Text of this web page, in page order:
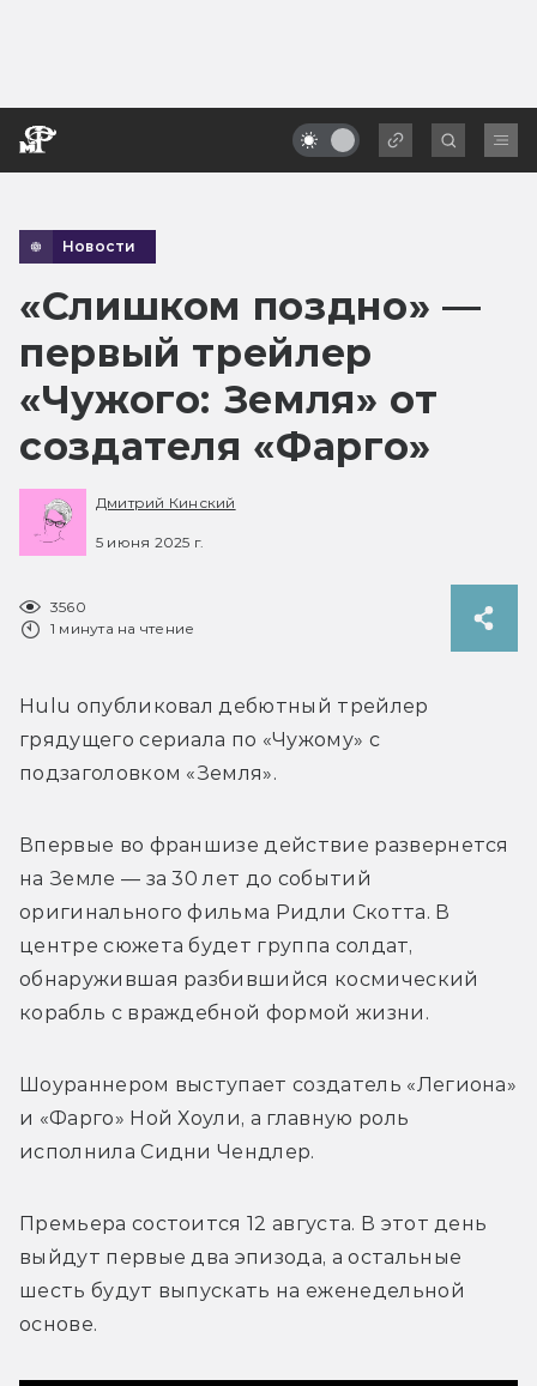
Новости
«Слишком поздно» —
первый трейлер
«Чужого: Земля» от
создателя «Фарго»
Дмитрий Кинский
5 июня 2025 г.
3560
1 минута на чтение
Hulu опубликовал дебютный трейлер
грядущего сериала по «Чужому» с
подзаголовком «Земля».
Впервые во франшизе действие развернется
на Земле — за 30 лет до событий
оригинального фильма Ридли Скотта. В
центре сюжета будет группа солдат,
обнаружившая разбившийся космический
корабль с враждебной формой жизни.
Шоураннером выступает создатель «Легиона»
и «Фарго» Ной Хоули, а главную роль
исполнила Сидни Чендлер.
Премьера состоится 12 августа. В этот день
выйдут первые два эпизода, а остальные
шесть будут выпускать на еженедельной
основе.